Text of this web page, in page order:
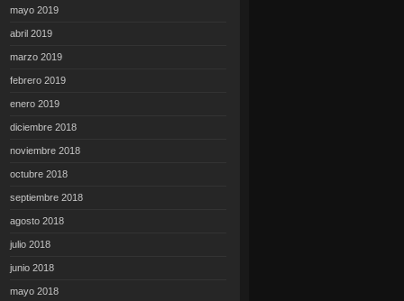
mayo 2019
abril 2019
marzo 2019
febrero 2019
enero 2019
diciembre 2018
noviembre 2018
octubre 2018
septiembre 2018
agosto 2018
julio 2018
junio 2018
mayo 2018